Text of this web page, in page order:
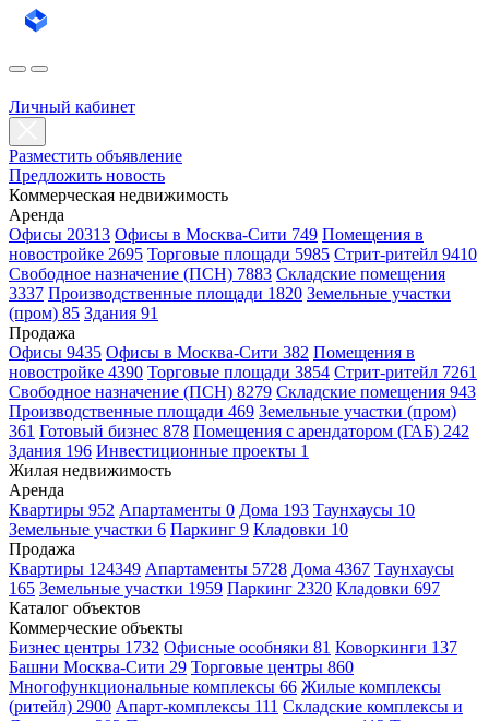
Личный кабинет
Разместить объявление
Предложить новость
Коммерческая недвижимость
Аренда
Офисы 20313 Офисы в Москва-Сити 749 Помещения в
новостройке 2695 Торговые площади 5985 Стрит-ритейл 9410
Свободное назначение (ПСН) 7883 Складские помещения
3337 Производственные площади 1820 Земельные участки
(пром) 85 Здания 91
Продажа
Офисы 9435 Офисы в Москва-Сити 382 Помещения в
новостройке 4390 Торговые площади 3854 Стрит-ритейл 7261
Свободное назначение (ПСН) 8279 Складские помещения 943
Производственные площади 469 Земельные участки (пром)
361 Готовый бизнес 878 Помещения с арендатором (ГАБ) 242
Здания 196 Инвестиционные проекты 1
Жилая недвижимость
Аренда
Квартиры 952 Апартаменты 0 Дома 193 Таунхаусы 10
Земельные участки 6 Паркинг 9 Кладовки 10
Продажа
Квартиры 124349 Апартаменты 5728 Дома 4367 Таунхаусы
165 Земельные участки 1959 Паркинг 2320 Кладовки 697
Каталог объектов
Коммерческие объекты
Бизнес центры 1732 Офисные особняки 81 Коворкинги 137
Башни Москва-Сити 29 Торговые центры 860
Многофункциональные комплексы 66 Жилые комплексы
(ритейл) 2900 Апарт-комплексы 111 Складские комплексы и